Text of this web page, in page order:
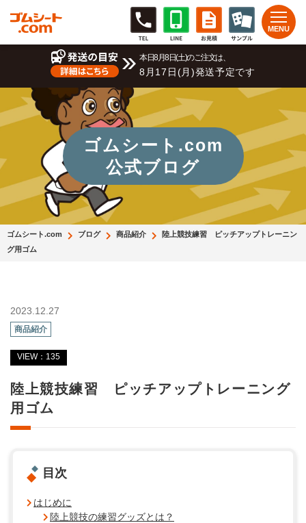
本日8月8日(土)のご注文は、
8月17日(月)発送予定です
ゴムシート.com
公式ブログ
ゴムシート.com ブログ 商品紹介
陸上競技練習 ピッチアップトレーニン
グ用ゴム
2023.12.27
商品紹介
VIEW：135
陸上競技練習 ピッチアップトレーニング
用ゴム
目次
はじめに
陸上競技の練習グッズとは？